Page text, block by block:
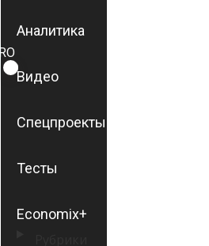
ROMÂNĂ
RU
Аналитика
Видео
Спецпроекты
Тесты
Economix+